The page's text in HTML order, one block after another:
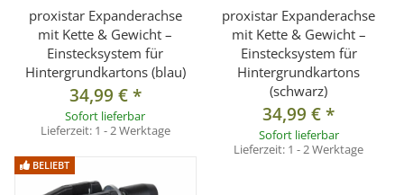
proxistar Expanderachse
mit Kette & Gewicht –
Einstecksystem für
Hintergrundkartons (blau)
34,99 €*
Sofort lieferbar
Lieferzeit: 1 - 2 Werktage
proxistar Expanderachse
mit Kette & Gewicht –
Einstecksystem für
Hintergrundkartons
(schwarz)
34,99 €*
Sofort lieferbar
Lieferzeit: 1 - 2 Werktage
BELIEBT